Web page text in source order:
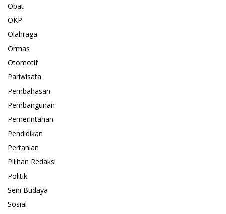
Obat
OKP
Olahraga
Ormas
Otomotif
Pariwisata
Pembahasan
Pembangunan
Pemerintahan
Pendidikan
Pertanian
Pilihan Redaksi
Politik
Seni Budaya
Sosial